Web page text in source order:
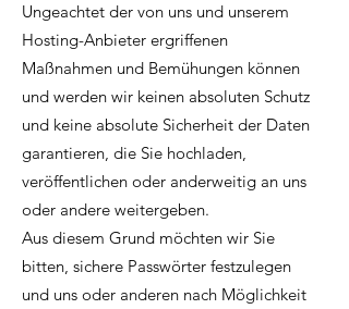
Ungeachtet der von uns und unserem
Hosting-Anbieter ergriffenen
Maßnahmen und Bemühungen können
und werden wir keinen absoluten Schutz
und keine absolute Sicherheit der Daten
garantieren, die Sie hochladen,
veröffentlichen oder anderweitig an uns
oder andere weitergeben.
Aus diesem Grund möchten wir Sie
bitten, sichere Passwörter festzulegen
und uns oder anderen nach Möglichkeit